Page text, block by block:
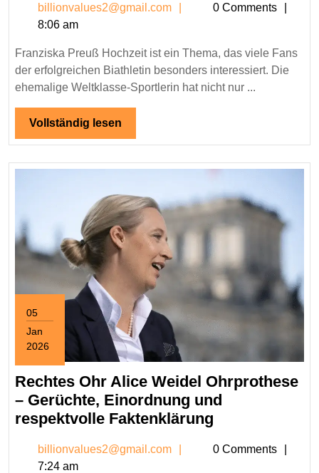
über
den
Star
billionvalues2@gmail.com
0 Comments
8:06 am
Franziska Preuß Hochzeit ist ein Thema, das viele Fans
der erfolgreichen Biathletin besonders interessiert. Die
ehemalige Weltklasse-Sportlerin hat nicht nur ...
Vollständig lesen
lesen
05
Jan
2026
2026
Rechtes Ohr Alice Weidel Ohrprothese
– Gerüchte, Einordnung und
respektvolle Faktenklärung
Alice
billionvalues2@gmail.com
0 Comments
7:24 am